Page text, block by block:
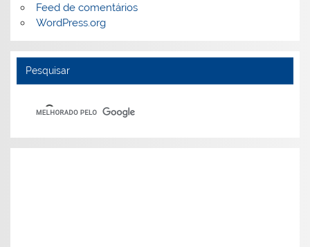
Feed de comentários
WordPress.org
Pesquisar